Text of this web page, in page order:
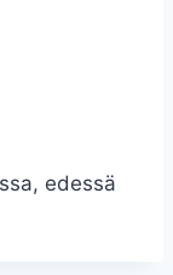
edessä